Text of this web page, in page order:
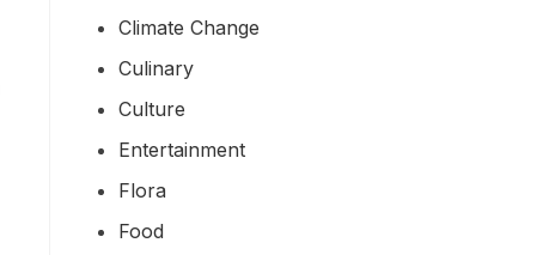
Climate Change
Culinary
Culture
Entertainment
Flora
Food